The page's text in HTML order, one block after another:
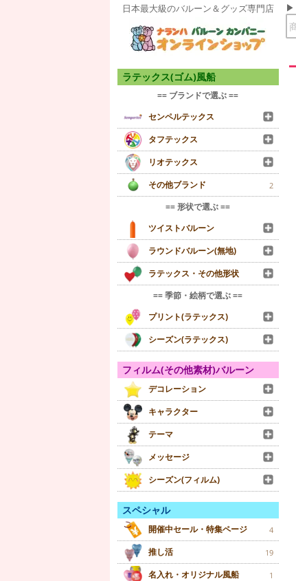
日本最大級のバルーン＆グッズ専門店
ラテックス(ゴム)風船
== ブランドで選ぶ ==
センペルテックス
タフテックス
リオテックス
その他ブランド
2
== 形状で選ぶ ==
ツイストバルーン
ラウンドバルーン(無地)
ラテックス・その他形状
== 季節・絵柄で選ぶ ==
プリント(ラテックス)
シーズン(ラテックス)
フィルム(その他素材)バルーン
デコレーション
キャラクター
テーマ
メッセージ
シーズン(フィルム)
スペシャル
開催中セール・特集ページ 4
推し活 19
名入れ・オリジナル風船 1